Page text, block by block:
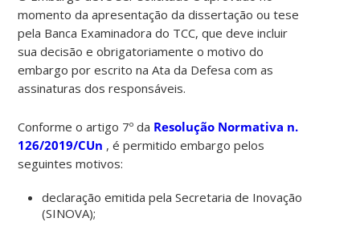
momento da apresentação da dissertação ou tese
pela Banca Examinadora do TCC, que deve incluir
sua decisão e obrigatoriamente o motivo do
embargo por escrito na Ata da Defesa com as
assinaturas dos responsáveis.
Conforme o artigo 7º da Resolução Normativa n.
126/2019/CUn , é permitido embargo pelos
seguintes motivos:
declaração emitida pela Secretaria de Inovação
(SINOVA);